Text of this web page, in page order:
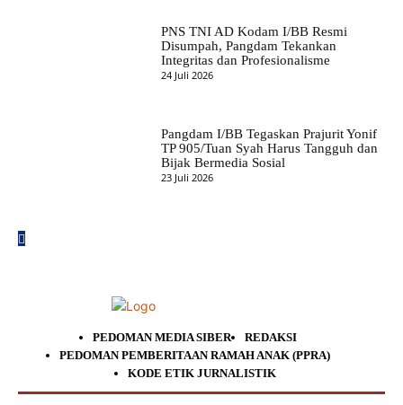
PNS TNI AD Kodam I/BB Resmi
Disumpah, Pangdam Tekankan
Integritas dan Profesionalisme
24 Juli 2026
Pangdam I/BB Tegaskan Prajurit Yonif
TP 905/Tuan Syah Harus Tangguh dan
Bijak Bermedia Sosial
23 Juli 2026
PEDOMAN MEDIA SIBER
REDAKSI
PEDOMAN PEMBERITAAN RAMAH ANAK (PPRA)
KODE ETIK JURNALISTIK